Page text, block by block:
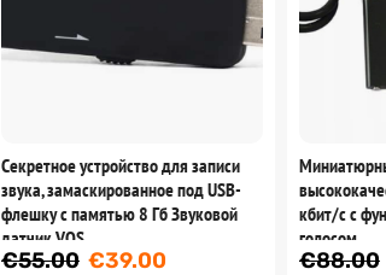
Секретное устройство для записи
звука, замаскированное под USB-
флешку с памятью 8 Гб Звуковой
датчик VOS
€55.00 €39.00
кбит/с с
голосом
€88.00